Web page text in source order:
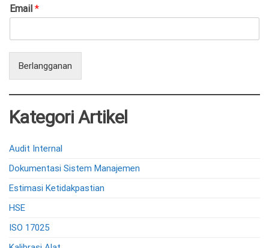
Email *
Berlangganan
Kategori Artikel
Audit Internal
Dokumentasi Sistem Manajemen
Estimasi Ketidakpastian
HSE
ISO 17025